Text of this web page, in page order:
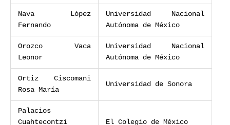
Nava López
Fernando
Universidad Nacional
Autónoma de México
Orozco Vaca
Leonor
Universidad Nacional
Autónoma de México
Ortiz Ciscomani
Rosa María
Universidad de Sonora
Palacios
Cuahtecontzi
El Colegio de México